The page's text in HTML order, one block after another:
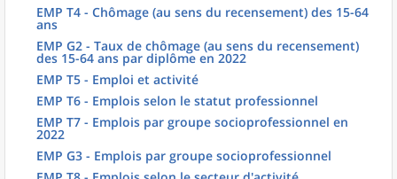
EMP T4 - Chômage (au sens du recensement) des 15-64
ans
EMP G2 - Taux de chômage (au sens du recensement)
des 15-64 ans par diplôme en 2022
EMP T5 - Emploi et activité
EMP T6 - Emplois selon le statut professionnel
EMP T7 - Emplois par groupe socioprofessionnel en
2022
EMP G3 - Emplois par groupe socioprofessionnel